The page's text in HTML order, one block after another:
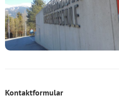
Kontaktformular